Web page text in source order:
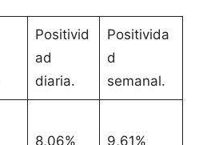
Positivid
ad
diaria.
Positivida
d
semanal.
8,06% 9,61%